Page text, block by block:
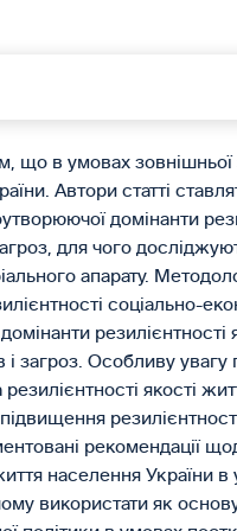
що в умовах зовнішньої
Автори статті
домінанти
для чого
апарату.
соціально-
резилієнтності
і загроз. Особливу увагу
якості
рекомендації
населення України в
використати як